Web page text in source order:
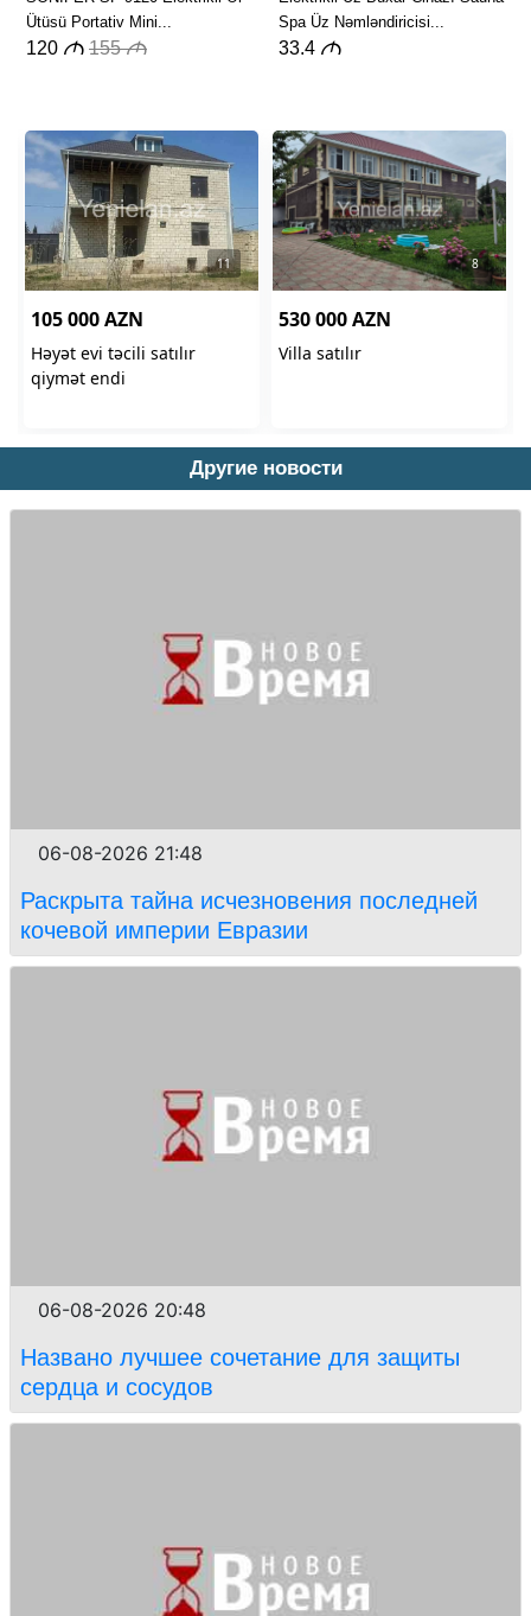
Другие новости
06-08-2026 21:48
Раскрыта тайна исчезновения последней
кочевой империи Евразии
06-08-2026 20:48
Названо лучшее сочетание для защиты
сердца и сосудов